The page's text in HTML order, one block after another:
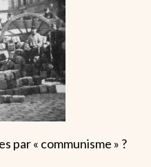
par « communisme » ?